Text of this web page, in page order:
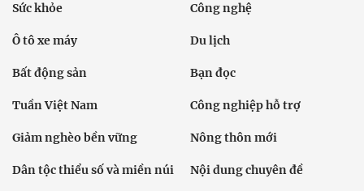
Sức khỏe Công nghệ
Ô tô xe máy Du lịch
Bất động sản Bạn đọc
Tuần Việt Nam Công nghiệp hỗ trợ
Giảm nghèo bền vững Nông thôn mới
Dân tộc thiểu số và miền núi Nội dung chuyên đề